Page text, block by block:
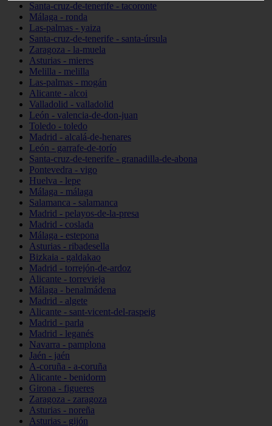
Santa-cruz-de-tenerife - tacoronte
Málaga - ronda
Las-palmas - yaiza
Santa-cruz-de-tenerife - santa-úrsula
Zaragoza - la-muela
Asturias - mieres
Melilla - melilla
Las-palmas - mogán
Alicante - alcoi
Valladolid - valladolid
León - valencia-de-don-juan
Toledo - toledo
Madrid - alcalá-de-henares
León - garrafe-de-torío
Santa-cruz-de-tenerife - granadilla-de-abona
Pontevedra - vigo
Huelva - lepe
Málaga - málaga
Salamanca - salamanca
Madrid - pelayos-de-la-presa
Madrid - coslada
Málaga - estepona
Asturias - ribadesella
Bizkaia - galdakao
Madrid - torrejón-de-ardoz
Alicante - torrevieja
Málaga - benalmádena
Madrid - algete
Alicante - sant-vicent-del-raspeig
Madrid - parla
Madrid - leganés
Navarra - pamplona
Jaén - jaén
A-coruña - a-coruña
Alicante - benidorm
Girona - figueres
Zaragoza - zaragoza
Asturias - noreña
Asturias - gijón